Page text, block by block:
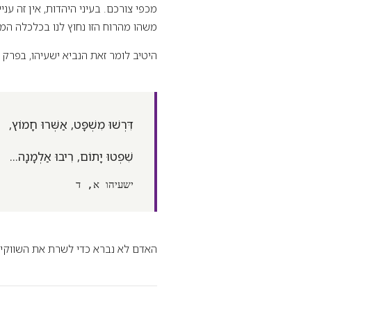
מכפי צורכם. בעיני היהדות, אין זה
משהו מהרוח הזו נחוץ לנו בכלכלה
היטיב לומר זאת הנביא ישעיהו,
דִּרְשׁוּ מִשְׁפָּט, אַשְּׁרוּ חָמוֹץ,
שִׁפְטוּ יָתוֹם, רִיבוּ אַלְמָנָה...
ישעיהו א, ד
האדם לא נברא כדי לשרת את